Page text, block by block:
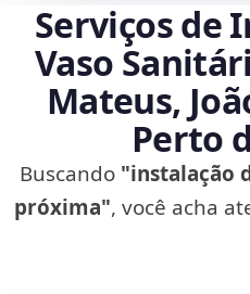
Serviços de
Vaso
Mateus,
Perto
Buscando "instalação
próxima", você acha